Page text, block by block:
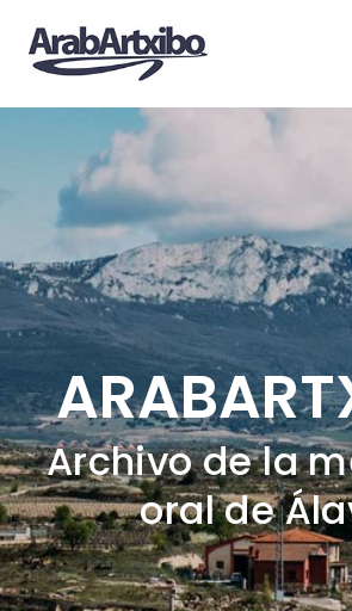
contenido
Archivo de la
oral de